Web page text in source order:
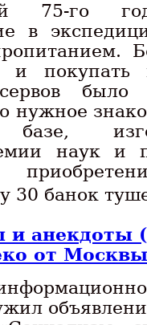
75-го
в
и
было
нужное
базе,
наук и
30 банок
и анекдоты
от Москвы